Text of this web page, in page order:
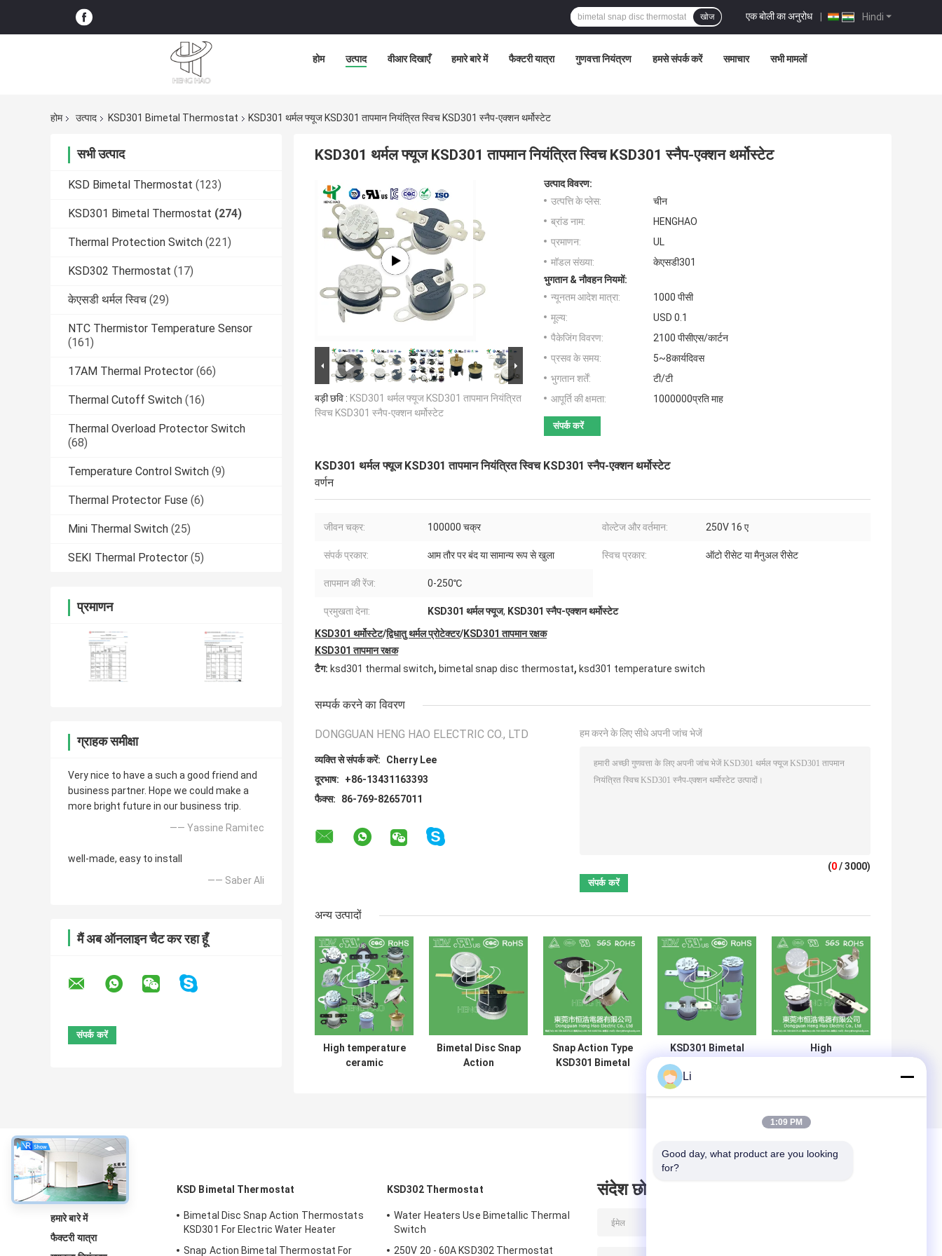
Hindi
एक बोली का अनुरोध |
खोज
होम उत्पाद वीआर दिखाएँ हमारे बारे में फैक्टरी यात्रा गुणवत्ता नियंत्रण हमसे संपर्क करें समाचार सभी मामलों
होम उत्पाद KSD301 Bimetal Thermostat KSD301 थर्मल फ्यूज KSD301 तापमान नियंत्रित स्विच KSD301 स्नैप-एक्शन थर्मोस्टेट
सभी उत्पाद
KSD Bimetal Thermostat (123)
KSD301 Bimetal Thermostat (274)
Thermal Protection Switch (221)
KSD302 Thermostat (17)
केएसडी थर्मल स्विच (29)
NTC Thermistor Temperature Sensor
(161)
17AM Thermal Protector (66)
Thermal Cutoff Switch (16)
Thermal Overload Protector Switch
(68)
Temperature Control Switch (9)
Thermal Protector Fuse (6)
Mini Thermal Switch (25)
SEKI Thermal Protector (5)
प्रमाणन
ग्राहक समीक्षा
Very nice to have a such a good friend and
business partner. Hope we could make a
more bright future in our business trip.
—— Yassine Ramitec
well-made, easy to install
—— Saber Ali
मैं अब ऑनलाइन चैट कर रहा हूँ
KSD301 थर्मल फ्यूज KSD301 तापमान नियंत्रित स्विच KSD301 स्नैप-एक्शन थर्मोस्टेट
बड़ी छवि : KSD301 थर्मल फ्यूज KSD301 तापमान नियंत्रित
स्विच KSD301 स्नैप-एक्शन थर्मोस्टेट
उत्पाद विवरण:
उत्पत्ति के प्लेस:
चीन
ब्रांड नाम:
HENGHAO
प्रमाणन:
UL
मॉडल संख्या:
केएसडी301
भुगतान & नौवहन नियमों:
न्यूनतम आदेश मात्रा:
1000 पीसी
मूल्य:
USD 0.1
पैकेजिंग विवरण:
2100 पीसीएस/कार्टन
प्रसव के समय:
5~8कार्यदिवस
भुगतान शर्तें:
टी/टी
आपूर्ति की क्षमता:
1000000प्रति माह
संपर्क करें
KSD301 थर्मल फ्यूज KSD301 तापमान नियंत्रित स्विच KSD301 स्नैप-एक्शन थर्मोस्टेट
वर्णन
जीवन चक्र: 100000 चक्र वोल्टेज और वर्तमान: 250V 16 ए
संपर्क प्रकार: आम तौर पर बंद या सामान्य रूप से खुला स्विच प्रकार: ऑटो रीसेट या मैनुअल रीसेट
तापमान की रेंज: 0-250℃
प्रमुखता देना: KSD301 थर्मल फ्यूज, KSD301 स्नैप-एक्शन थर्मोस्टेट
KSD301 थर्मोस्टेट/द्विधातु थर्मल प्रोटेक्टर/KSD301 तापमान रक्षक
KSD301 तापमान रक्षक
टैग: ksd301 thermal switch, bimetal snap disc thermostat, ksd301 temperature switch
सम्पर्क करने का विवरण
DONGGUAN HENG HAO ELECTRIC CO., LTD
व्यक्ति से संपर्क करें:
Cherry Lee
दूरभाष:
+86-13431163393
फैक्स:
86-769-82657011
हम करने के लिए सीधे अपनी जांच भेजें
(0/ 3000)
अन्य उत्पादों
High temperature
ceramic
Bimetal Disc Snap
Action
Snap Action Type
KSD301 Bimetal
KSD301 Bimetal
thermal Switch ,
Normally Closed /
High
Available
के बारे में
हमारे बारे में
फैक्टरी यात्रा
KSD Bimetal Thermostat
Bimetal Disc Snap Action Thermostats
KSD301 For Electric Water Heater
Snap Action Bimetal Thermostat For
KSD302 Thermostat
Water Heaters Use Bimetallic Thermal
Switch
250V 20 - 60A KSD302 Thermostat
संदेश छोड़ दो
Li
1:09 PM
Good day, what product are you looking
for?